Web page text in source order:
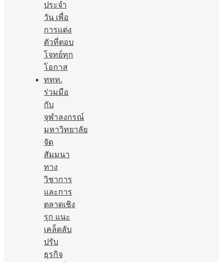
ประจำ
วัน เพื่อ
การแต่ง
ตัวที่ตอบ
โจทย์ทุก
โอกาส
ททท.
ร่วมมือ
กับ
จุฬาลงกรณ์
มหาวิทยาลัย
จัด
สัมมนา
ทาง
วิชาการ
และการ
ตลาดเชิง
รุก แนะ
เคล็ดลับ
ปรับ
ธุรกิจ